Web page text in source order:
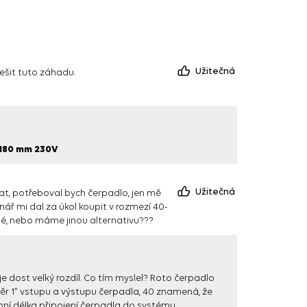
tuto záhadu. Užitečná
mm 230V
potřeboval bych čerpadlo, jen mě
mi dal za úkol koupit v rozmezí 40-
nebo máme jinou alternativu???
Užitečná
dost velký rozdíl. Co tím myslel? Roto čerpadlo
1" vstupu a výstupu čerpadla, 40 znamená, že
délka připojení čerpadla do systému.